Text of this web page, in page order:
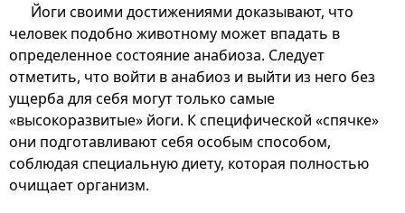
Йоги своими достижениями доказывают, что
человек подобно животному может впадать в
определенное состояние анабиоза. Следует
отметить, что войти в анабиоз и выйти из него без
ущерба для себя могут только самые
«высокоразвитые» йоги. К специфической «спячке»
они подготавливают себя особым способом,
соблюдая специальную диету, которая полностью
очищает организм.